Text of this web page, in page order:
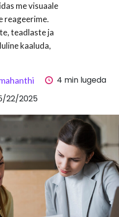
me visuaale
reageerime.
teadlaste ja
kaaluda,
4 min lugeda
22/2025